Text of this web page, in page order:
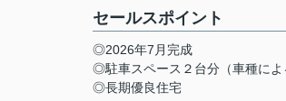
セールスポイント
◎2026年7月完成
◎駐車スペース２台分（車種によ
◎長期優良住宅